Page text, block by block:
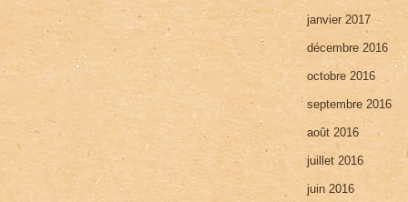
janvier 2017
décembre 2016
octobre 2016
septembre 2016
août 2016
juillet 2016
juin 2016